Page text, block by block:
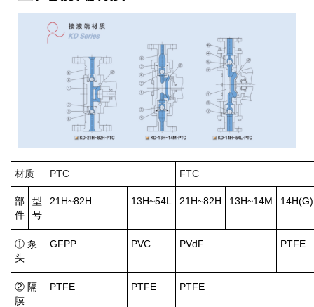
材质 PTC FTC
部
件
型
号
21H~82H 13H~54L 21H~82H 13H~14M
① 泵
头
GFPP PVC PVdF PTFE
② 隔
膜
PTFE PTFE PTFE